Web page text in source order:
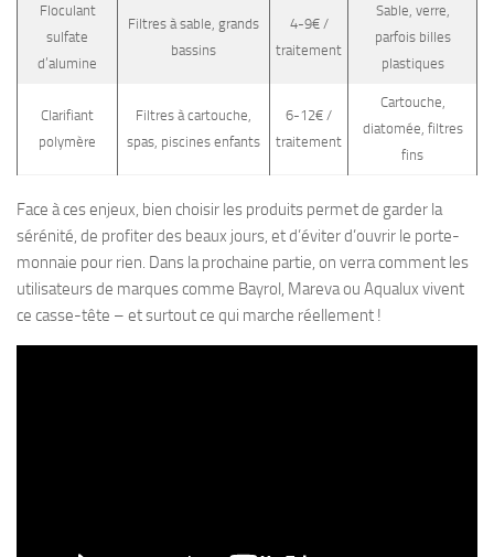
Floculant
sulfate
d’alumine
Filtres à sable, grands
bassins
4-9€ /
traitement
Sable, verre,
parfois billes
plastiques
Clarifiant
polymère
Filtres à cartouche,
spas, piscines enfants
6-12€ /
traitement
Cartouche,
diatomée, filtres
fins
Face à ces enjeux, bien choisir les produits permet de garder la
sérénité, de profiter des beaux jours, et d’éviter d’ouvrir le porte-
monnaie pour rien. Dans la prochaine partie, on verra comment les
utilisateurs de marques comme Bayrol, Mareva ou Aqualux vivent
ce casse-tête – et surtout ce qui marche réellement !